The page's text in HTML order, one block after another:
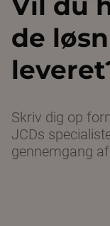
de
Skriv dig op
JCDs
gennemgang